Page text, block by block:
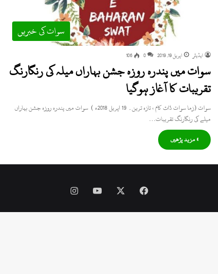
سوات کی خبریں
ایڈیٹر اپریل 19, 2019 0
106
سوات میں پندرہ روزہ جشن بہاراں میلہ کی رنگارنگ
تقریبات کا آغاز ہوگیا
سوات (زما سوات ڈاٹ کام ، تازہ ترین۔ 19 اپریل 2018ء ) سوات میں پندرہ روزہ جشن بہاراں
میلے کی رنگارنگ تقریبات…
» مزید پڑھیں
Facebook
YouTube